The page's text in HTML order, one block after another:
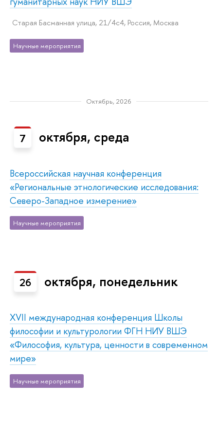
Старая Басманная улица, 21/4с4, Россия, Москва
Научные мероприятия
Октябрь, 2026
7 октября, среда
Всероссийская научная конференция
«Региональные этнологические исследования:
Северо-Западное измерение»
Научные мероприятия
26 октября, понедельник
XVII международная конференция Школы
философии и культурологии ФГН НИУ ВШЭ
«Философия, культура, ценности в современном
мире»
Научные мероприятия